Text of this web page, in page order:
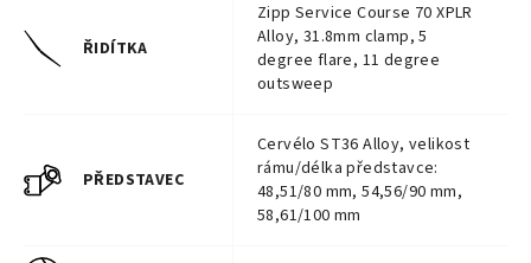
ŘIDÍTKA
Zipp Service Course 70 XPLR
Alloy, 31.8mm clamp, 5
degree flare, 11 degree
outsweep
PŘEDSTAVEC
Cervélo ST36 Alloy, velikost
rámu/délka představce:
48,51/80 mm, 54,56/90 mm,
58,61/100 mm